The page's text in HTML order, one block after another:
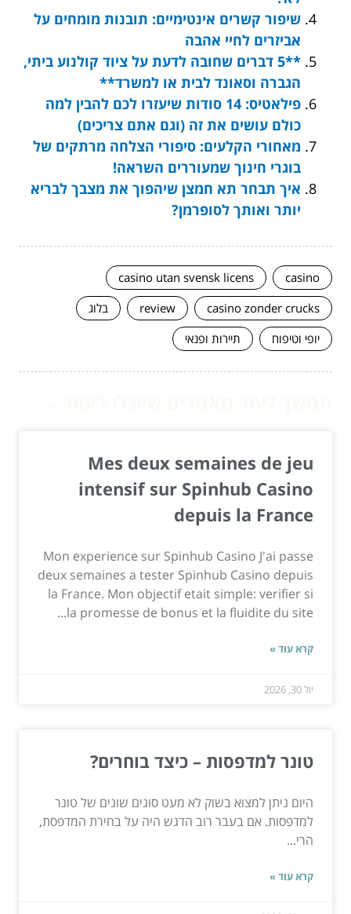
שיפור קשרים אינטימיים: תובנות מומחים על
אביזרים לחיי אהבה
**5 דברים שחובה לדעת על ציוד קולנוע ביתי,
הגברה וסאונד לבית או למשרד**
פילאטיס: 14 סודות שיעזרו לכם להבין למה
כולם עושים את זה (וגם אתם צריכים)
מאחורי הקלעים: סיפורי הצלחה מרתקים של
בוגרי חינוך שמעוררים השראה!
איך תבחר תא חמצן שיהפוך את מצבך לבריא
יותר ואותך לסופרמן?
casino
casino utan svensk licens
casino zonder crucks
review
בלוג
יופי וטיפוח
תיירות ופנאי
Mes deux semaines de jeu
intensif sur Spinhub Casino
depuis la France
Mon experience sur Spinhub Casino J'ai passe
deux semaines a tester Spinhub Casino depuis
la France. Mon objectif etait simple: verifier si
la promesse de bonus et la fluidite du site...
קרא עוד »
יול 30, 2026
טונר למדפסות – כיצד בוחרים?
היום ניתן למצוא בשוק לא מעט סוגים שונים של טונר
למדפסות. אם בעבר רוב הדגש היה על בחירת המדפסת,
הרי...
קרא עוד »